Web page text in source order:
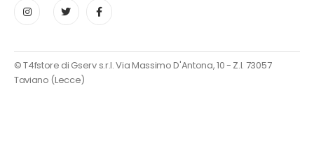
© T4fstore di Gserv s.r.l. Via Massimo D'Antona, 10 - Z.I. 73057
Taviano (Lecce)